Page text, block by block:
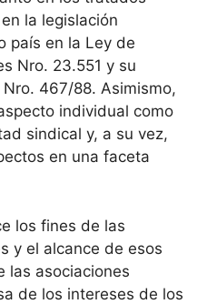
la legislación
país en la Ley de
Nro. 23.551 y su
467/88. Asimismo,
individual como
sindical y, a su vez,
en una faceta
los fines de las
y el alcance de esos
las asociaciones
de los intereses de los